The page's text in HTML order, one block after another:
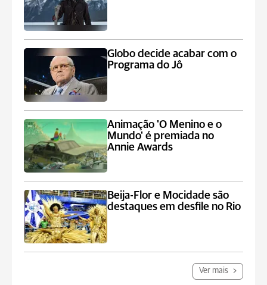
Globo decide acabar com o
Programa do Jô
Animação 'O Menino e o
Mundo' é premiada no
Annie Awards
Beija-Flor e Mocidade são
destaques em desfile no Rio
Ver mais